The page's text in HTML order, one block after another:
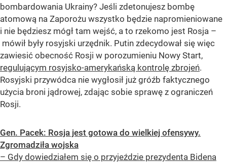
bombardowania Ukrainy? Jeśli zdetonujesz bombę
atomową na Zaporożu wszystko będzie napromieniowane
i nie będziesz mógł tam wejść, a to rzekomo jest Rosja –
mówił były rosyjski urzędnik. Putin zdecydował się więc
zawiesić obecność Rosji w porozumieniu Nowy Start,
regulującym rosyjsko-amerykańską kontrolę zbrojeń.
Rosyjski przywódca nie wygłosił już gróźb faktycznego
użycia broni jądrowej, zdając sobie sprawę z ograniczeń
Rosji.
Gen. Pacek: Rosja jest gotowa do wielkiej ofensywy.
Zgromadziła wojska
– Gdy dowiedziałem się o przyjeździe prezydenta Bidena